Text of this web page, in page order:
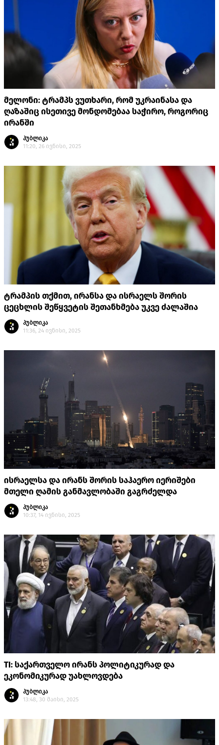
მელონი: ტრამპს ვუთხარი, რომ უკრაინასა და
ღაზაშიც ისეთივე მონდომებაა საჭირო, როგორიც
ირანში
პუბლიკა
11:20, 26 ივნისი, 2025
ტრამპის თქმით, ირანსა და ისრაელს შორის
ცეცხლის შეწყვეტის შეთანხმება უკვე ძალაშია
პუბლიკა
11:36, 24 ივნისი, 2025
ისრაელსა და ირანს შორის საჰაერო იერიშები
მთელი ღამის განმავლობაში გაგრძელდა
პუბლიკა
10:37, 14 ივნისი, 2025
TI: საქართველო ირანს პოლიტიკურად და
ეკონომიკურად უახლოვდება
პუბლიკა
13:48, 30 მაისი, 2025